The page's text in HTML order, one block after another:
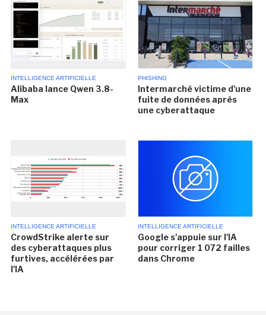
INTELLIGENCE ARTIFICIELLE
Alibaba lance Qwen 3.8-
Max
PHISHING
Intermarché victime d'une
fuite de données après
une cyberattaque
INTELLIGENCE ARTIFICIELLE
CrowdStrike alerte sur
des cyberattaques plus
furtives, accélérées par
l'IA
INTELLIGENCE ARTIFICIELLE
Google s'appuie sur l'IA
pour corriger 1 072 failles
dans Chrome